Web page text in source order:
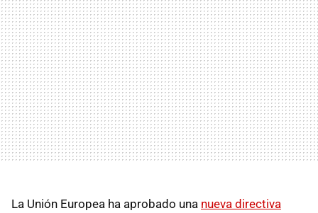
La Unión Europea ha aprobado una nueva directiva